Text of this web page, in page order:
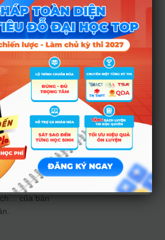
chọn ngành –
trường cùng
gia. Qua
thí sinh và phụ
đượctrao
lắng nghe
tư vấn trực
cùng chuyên
hướng nghiệp
đầu của
để chọn ra
học, trường
học phù hợp
với điểm số,
tích, sở
của bản